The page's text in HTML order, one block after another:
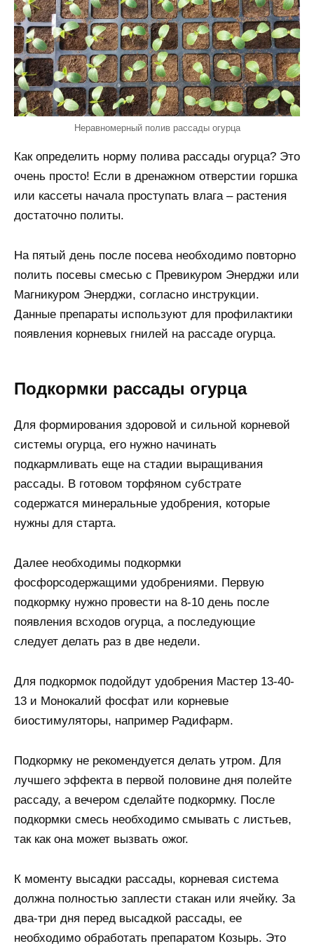
Неравномерный полив рассады огурца
Как определить норму полива рассады огурца? Это
очень просто! Если в дренажном отверстии горшка
или кассеты начала проступать влага – растения
достаточно политы.
На пятый день после посева необходимо повторно
полить посевы смесью с Превикуром Энерджи или
Магникуром Энерджи, согласно инструкции.
Данные препараты используют для профилактики
появления корневых гнилей на рассаде огурца.
Подкормки рассады огурца
Для формирования здоровой и сильной корневой
системы огурца, его нужно начинать
подкармливать еще на стадии выращивания
рассады. В готовом торфяном субстрате
содержатся минеральные удобрения, которые
нужны для старта.
Далее необходимы подкормки
фосфорсодержащими удобрениями. Первую
подкормку нужно провести на 8-10 день после
появления всходов огурца, а последующие
следует делать раз в две недели.
Для подкормок подойдут удобрения Мастер 13-40-
13 и Монокалий фосфат или корневые
биостимуляторы, например Радифарм.
Подкормку не рекомендуется делать утром. Для
лучшего эффекта в первой половине дня полейте
рассаду, а вечером сделайте подкормку. После
подкормки смесь необходимо смывать с листьев,
так как она может вызвать ожог.
К моменту высадки рассады, корневая система
должна полностью заплести стакан или ячейку. За
два-три дня перед высадкой рассады, ее
необходимо обработать препаратом Козырь. Это